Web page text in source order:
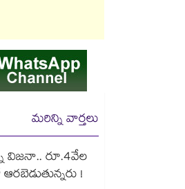
మరిన్ని వార్తలు
రూ.4వేల
!